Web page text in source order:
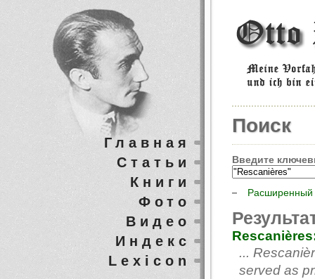
Поиск
Введите
Расширенный
...
served as
Главная
Статьи
Книги
Фото
Видео
Индекс
Lexicon